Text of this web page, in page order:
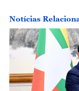
Notícias